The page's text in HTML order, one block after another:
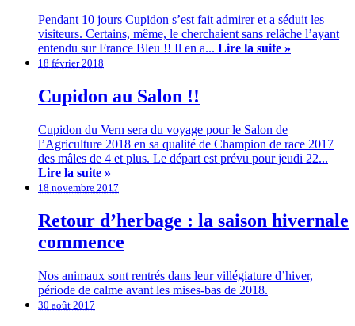
Pendant 10 jours Cupidon s’est fait admirer et a séduit les
visiteurs. Certains, même, le cherchaient sans relâche l’ayant
entendu sur France Bleu !! Il en a... Lire la suite »
18 février 2018
Cupidon au Salon !!
Cupidon du Vern sera du voyage pour le Salon de
l’Agriculture 2018 en sa qualité de Champion de race 2017
des mâles de 4 et plus. Le départ est prévu pour jeudi 22...
Lire la suite »
18 novembre 2017
Retour d’herbage : la saison hivernale
commence
Nos animaux sont rentrés dans leur villégiature d’hiver,
période de calme avant les mises-bas de 2018.
30 août 2017